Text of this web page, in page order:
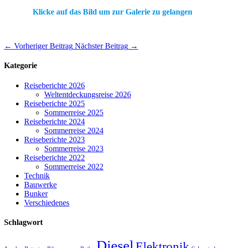
Klicke auf das Bild um zur Galerie zu gelangen
← Vorheriger Beitrag Nächster Beitrag →
Kategorie
Reiseberichte 2026
Weltentdeckungsreise 2026
Reiseberichte 2025
Sommerreise 2025
Reiseberichte 2024
Sommerreise 2024
Reiseberichte 2023
Sommerreise 2023
Reiseberichte 2022
Sommerreise 2022
Technik
Bauwerke
Bunker
Verschiedenes
Schlagwort